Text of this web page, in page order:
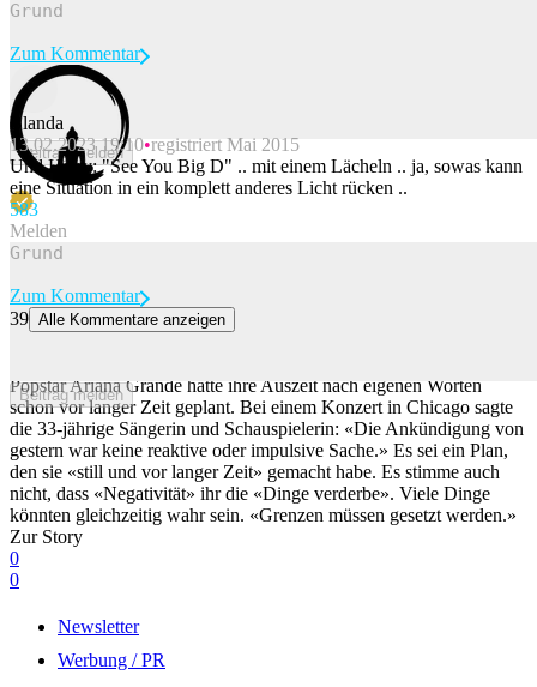
Beitrag melden
Zum Kommentar
Blanda
13.02.2023 19:10 registriert Mai 2015
Und Harry: "See You Big D" .. mit einem Lächeln .. ja, sowas kann
eine Situation in ein komplett anderes Licht rücken ..
583
Melden
Beitrag melden
Zum Kommentar
39 Alle Kommentare anzeigen
Popstar Ariana Grande hatte ihre Auszeit nach eigenen Worten
schon vor langer Zeit geplant. Bei einem Konzert in Chicago sagte
die 33-jährige Sängerin und Schauspielerin: «Die Ankündigung von
gestern war keine reaktive oder impulsive Sache.» Es sei ein Plan,
den sie «still und vor langer Zeit» gemacht habe. Es stimme auch
nicht, dass «Negativität» ihr die «Dinge verderbe». Viele Dinge
könnten gleichzeitig wahr sein. «Grenzen müssen gesetzt werden.»
Zur Story
0
0
Newsletter
Werbung / PR